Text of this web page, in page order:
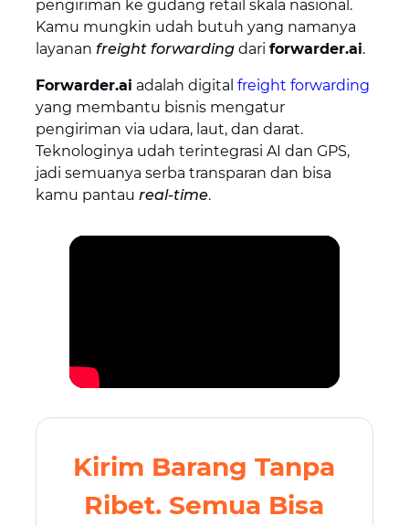
pengiriman ke gudang retail skala nasional.
Kamu mungkin udah butuh yang namanya
layanan freight forwardingdari forwarder.ai.
Forwarder.ai adalah digital freight forwarding
yang membantu bisnis mengatur
pengiriman via udara, laut, dan darat.
Teknologinya udah terintegrasi AI dan GPS,
jadi semuanya serba transparan dan bisa
kamu pantau real-time.
Kirim Barang Tanpa
Ribet. Semua Bisa